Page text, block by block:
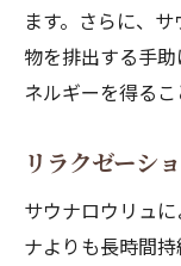
ます。さらに、
物を排出する手
ネルギーを得るこ
リラクゼーシ
サウナロウリュ
ナよりも長時間